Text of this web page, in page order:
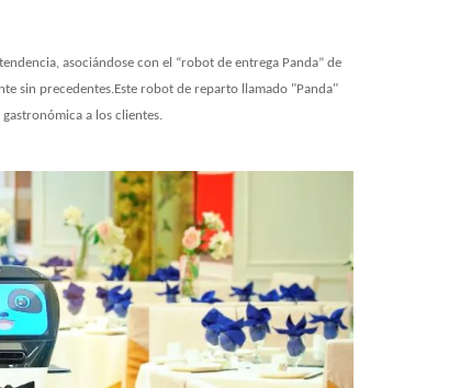
asociándose con el “robot de entrega Panda” de
sin precedentes.Este robot de reparto llamado "Panda"
a los clientes.